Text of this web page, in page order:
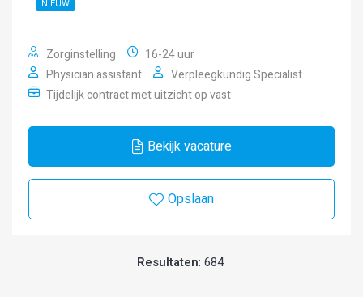
NIEUW
Zorginstelling
16-24 uur
Physician assistant
Verpleegkundig Specialist
Tijdelijk contract met uitzicht op vast
Bekijk vacature
Opslaan
Resultaten: 684